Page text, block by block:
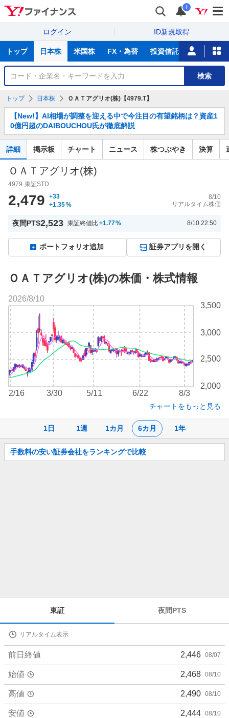
i
ログイン ID新規取得
サ
トップ 日本株 米国株 FX・為替 投資信託 ニュース
銘
検
検索
トップ 日本株 ＯＡＴアグリオ(株)【4979.T】
知
ら
せ
【New!】AI相場が調整を迎える中で今注目の有望銘柄は？資産1
0億円超のDAIBOUCHOU氏が徹底解説
詳細 掲示板 チャート ニュース 株つぶやき 決算
ＯＡＴアグリオ(株)
4979 東証STD
2,479
+33
+1.35%
8/10
リアルタイム株価
夜間PTS2,523 東証終値比+1.77% 8/10 22:50
ポートフォリオ追加 証券アプリを開く
ＯＡＴアグリオ(株)の株価・株式情報
1日 1週 1カ月 6カ月 1年
2,000
2,500
3,000
3,500
2/16 3/30 5/11 6/22 8/3
2026/8/10
チャートをもっと見る
お
知
手数料の安い証券会社をランキングで比較
詳
値
東証 夜間PTS
リアルタイム表示
前日終値 2,446 08/07
始値 2,468 08/10
高値 2,490 08/10
安値 2,444 08/10